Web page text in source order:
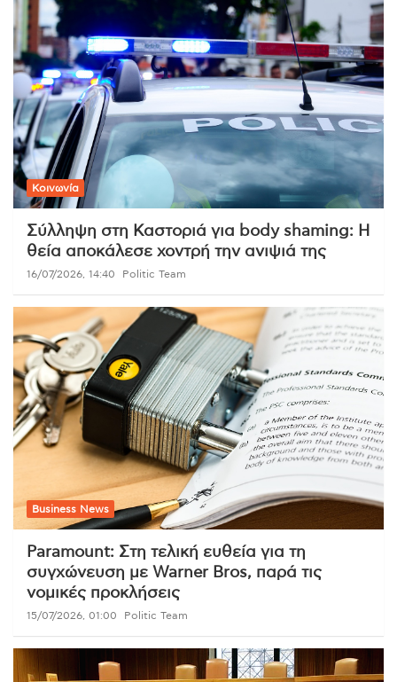
Κοινωνία
Σύλληψη στη Καστοριά για body shaming: Η
θεία αποκάλεσε χοντρή την ανιψιά της
16/07/2026, 14:40 Politic Team
Business News
Paramount: Στη τελική ευθεία για τη
συγχώνευση με Warner Bros, παρά τις
νομικές προκλήσεις
15/07/2026, 01:00 Politic Team